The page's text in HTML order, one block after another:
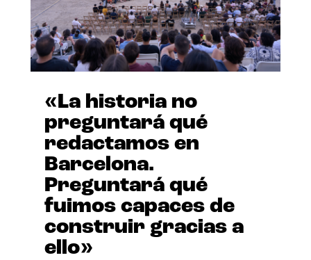
«La historia no
preguntará qué
redactamos en
Barcelona.
Preguntará qué
fuimos capaces de
construir gracias a
ello»